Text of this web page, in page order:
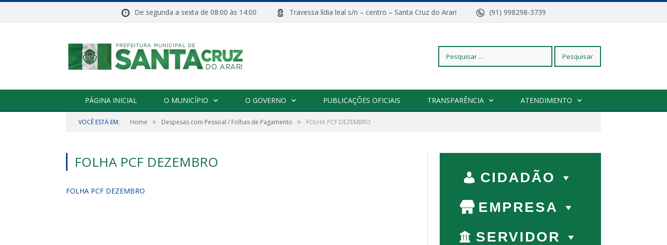
De segunda a sexta de 08:00 às 14:00 Travessa lídia leal s/n – centro – Santa Cruz do Arari (91) 998298-3739
Pesquisar
PÁGINA INICIAL O MUNICÍPIO O GOVERNO PUBLICAÇÕES OFICIAIS TRANSPARÊNCIA ATENDIMENTO
VOCÊ ESTÁ EM: Home » Despesas com Pessoal / Folhas de Pagamento » FOLHA PCF DEZEMBRO
FOLHA PCF DEZEMBRO
FOLHA PCF DEZEMBRO
CIDADÃO
EMPRESA
SERVIDOR